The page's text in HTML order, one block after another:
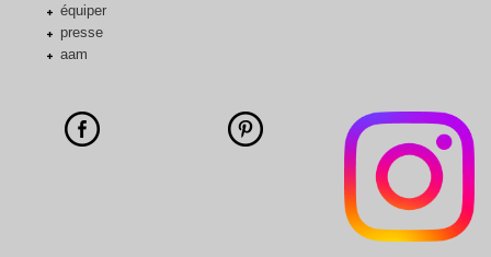
équiper
presse
aam